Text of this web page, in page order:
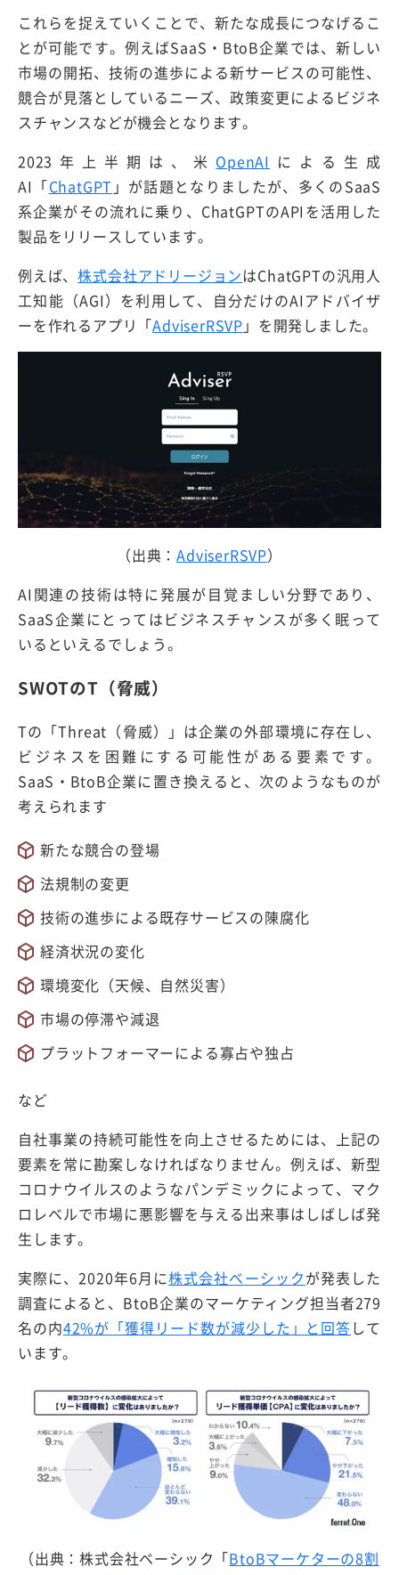
これらを捉えていくことで、新たな成長につなげるこ
とが可能です。例えばSaaS・BtoB企業では、新しい
市場の開拓、技術の進歩による新サービスの可能性、
競合が見落としているニーズ、政策変更によるビジネ
スチャンスなどが機会となります。
2023年上半期は、米 OpenAI による生成
AI「ChatGPT 」が話題となりましたが、多くのSaaS
系企業がその流れに乗り、ChatGPTのAPIを活用した
製品をリリースしています。
例えば、株式会社アドリージョンはChatGPTの汎用人
工知能（AGI）を利用して、自分だけのAIアドバイザ
ーを作れるアプリ「AdviserRSVP 」を開発しました。
（出典：AdviserRSVP）
AI関連の技術は特に発展が目覚ましい分野であり、
SaaS企業にとってはビジネスチャンスが多く眠って
いるといえるでしょう。
SWOTのT（脅威）
Tの「Threat（脅威）」は企業の外部環境に存在し、
ビジネスを困難にする可能性がある要素です。
SaaS・BtoB企業に置き換えると、次のようなものが
考えられます
新たな競合の登場
法規制の変更
技術の進歩による既存サービスの陳腐化
経済状況の変化
環境変化（天候、自然災害）
市場の停滞や減退
プラットフォーマーによる寡占や独占
など
自社事業の持続可能性を向上させるためには、上記の
要素を常に勘案しなければなりません。例えば、新型
コロナウイルスのようなパンデミックによって、マク
ロレベルで市場に悪影響を与える出来事はしばしば発
生します。
実際に、2020年6月に株式会社ベーシックが発表した
調査によると、BtoB企業のマーケティング担当者279
名の内42%が「獲得リード数が減少した」と回答して
います。
（出典：株式会社ベーシック「BtoBマーケターの8割